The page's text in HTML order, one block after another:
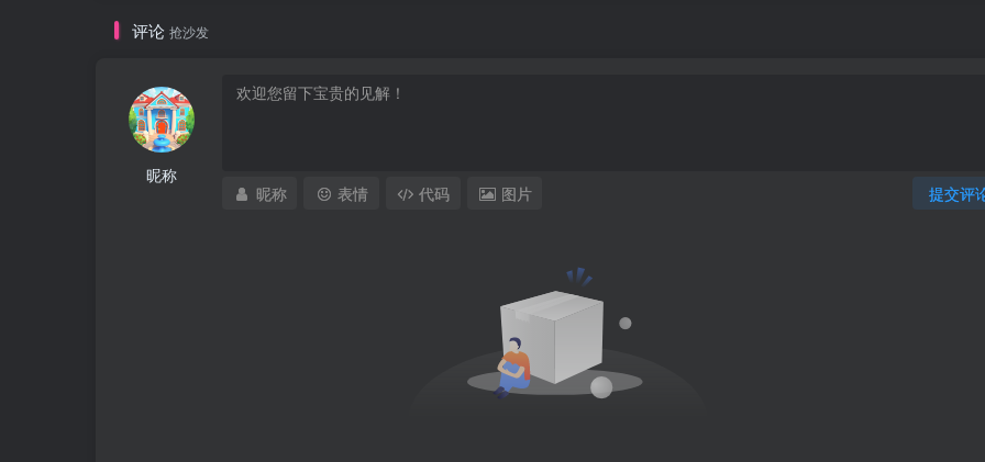
评论 抢沙发
昵称
提交评
昵称 表情 代码 图片